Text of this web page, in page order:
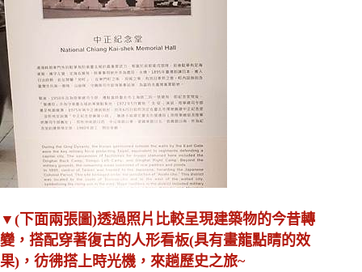
▼(下面兩張圖)透過照片比較呈現建築物的今昔轉
變，搭配穿著復古的人形看板(具有畫龍點睛的效
果)，彷彿搭上時光機，來趟歷史之旅~